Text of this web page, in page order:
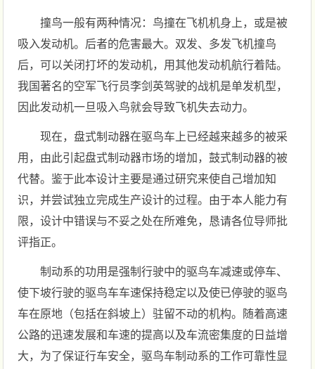
撞鸟一般有两种情况：鸟撞在飞机机身上，或是被
吸入发动机。后者的危害最大。双发、多发飞机撞鸟
后，可以关闭打坏的发动机，用其他发动机航行着陆。
我国著名的空军飞行员李剑英驾驶的战机是单发机型，
因此发动机一旦吸入鸟就会导致飞机失去动力。
现在，盘式制动器在驱鸟车上已经越来越多的被采
用，由此引起盘式制动器市场的增加，鼓式制动器的被
代替。鉴于此本设计主要是通过研究来使自己增加知
识，并尝试独立完成生产设计的过程。由于本人能力有
限，设计中错误与不妥之处在所难免，恳请各位导师批
评指正。
制动系的功用是强制行驶中的驱鸟车减速或停车、
使下坡行驶的驱鸟车车速保持稳定以及使已停驶的驱鸟
车在原地（包括在斜坡上）驻留不动的机构。随着高速
公路的迅速发展和车速的提高以及车流密集度的日益增
大，为了保证行车安全，驱鸟车制动系的工作可靠性显